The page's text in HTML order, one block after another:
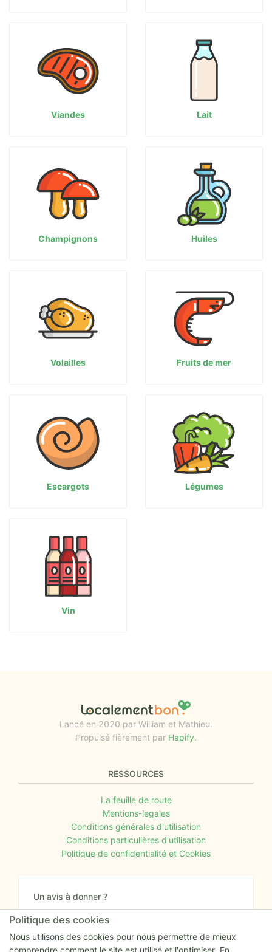
Viandes Lait
Champignons Huiles
Volailles Fruits de mer
Escargots Légumes
Vin
Lancé en 2020 par William et Mathieu.
Propulsé fièrement par Hapify.
RESSOURCES
La feuille de route
Mentions-legales
Conditions générales d'utilisation
Conditions particulières d'utilisation
Politique de confidentialité et Cookies
Un avis à donner ?
Donnez nous votre avis sur le site ou proposez
nous tout simplement vos nouvelles idées.
Politique des cookies
Nous utilisons des cookies pour nous permettre de mieux
comprendre comment le site est utilisé et l'optimiser. En